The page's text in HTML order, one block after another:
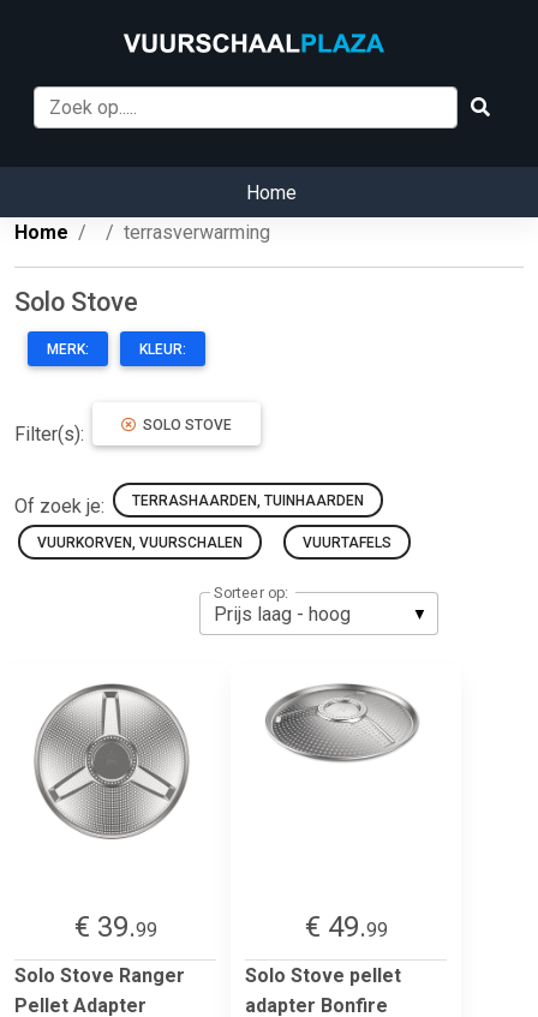
Home
Home
terrasverwarming
Solo Stove
MERK: KLEUR:
Filter(s): SOLO STOVE
Of zoek je: TERRASHAARDEN, TUINHAARDEN
VUURKORVEN, VUURSCHALEN VUURTAFELS
Sorteer op:
€ 39.99
Solo Stove Ranger
Pellet Adapter
€ 49.99
Solo Stove pellet
adapter Bonfire